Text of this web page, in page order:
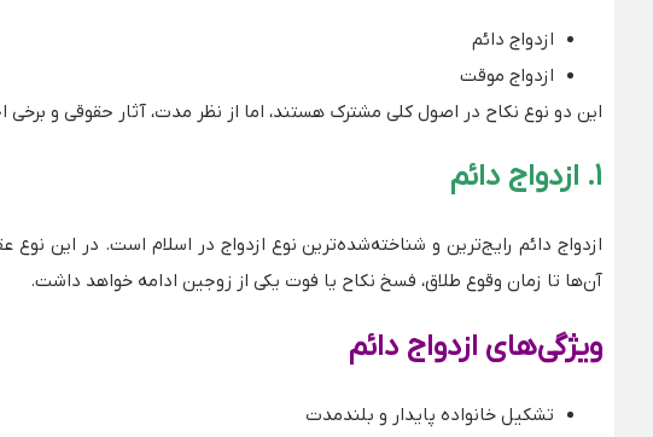
ازدواج دائم
ازدواج موقت
این دو نوع نکاح در اصول کلی مشترک هستند، اما از نظر مدت، آثار حقوقی و برخی
۱. ازدواج دائم
ازدواج دائم رایج‌ترین و شناخته‌شده‌ترین نوع ازدواج در اسلام است. در این
آن‌ها تا زمان وقوع طلاق، فسخ نکاح یا فوت یکی از زوجین ادامه خواهد داشت.
ویژگی‌های ازدواج دائم
تشکیل خانواده پایدار و بلندمدت